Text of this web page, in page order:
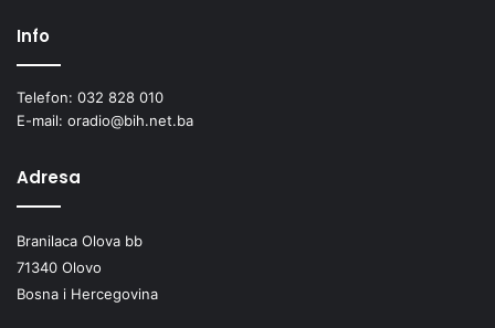
Info
Telefon: 032 828 010
E-mail: oradio@bih.net.ba
Adresa
Branilaca Olova bb
71340 Olovo
Bosna i Hercegovina